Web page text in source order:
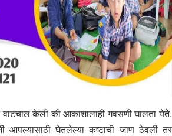
केली की आकाशालाही गवसणी घालता येते.
आपल्यासाठी घेतलेल्या कष्टाची जाण ठेवली तर